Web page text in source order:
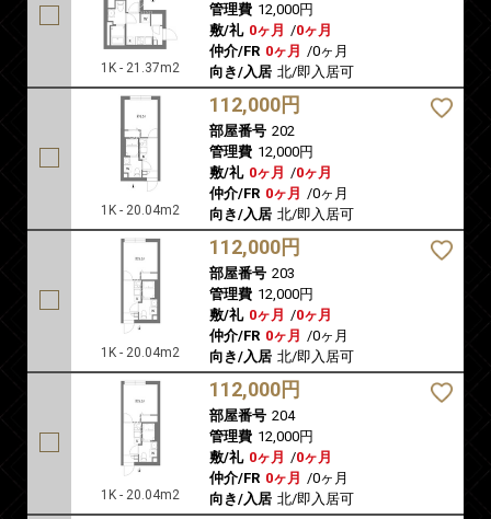
1K - 21.37m2
管理費 12,000円
敷/礼 0ヶ月 /0ヶ月
仲介/FR 0ヶ月 /0ヶ月
向き/入居 北/即入居可
1K - 20.04m2
112,000円
部屋番号 202
管理費 12,000円
敷/礼 0ヶ月 /0ヶ月
仲介/FR 0ヶ月 /0ヶ月
向き/入居 北/即入居可
1K - 20.04m2
112,000円
部屋番号 203
管理費 12,000円
敷/礼 0ヶ月 /0ヶ月
仲介/FR 0ヶ月 /0ヶ月
向き/入居 北/即入居可
1K - 20.04m2
112,000円
部屋番号 204
管理費 12,000円
敷/礼 0ヶ月 /0ヶ月
仲介/FR 0ヶ月 /0ヶ月
向き/入居 北/即入居可